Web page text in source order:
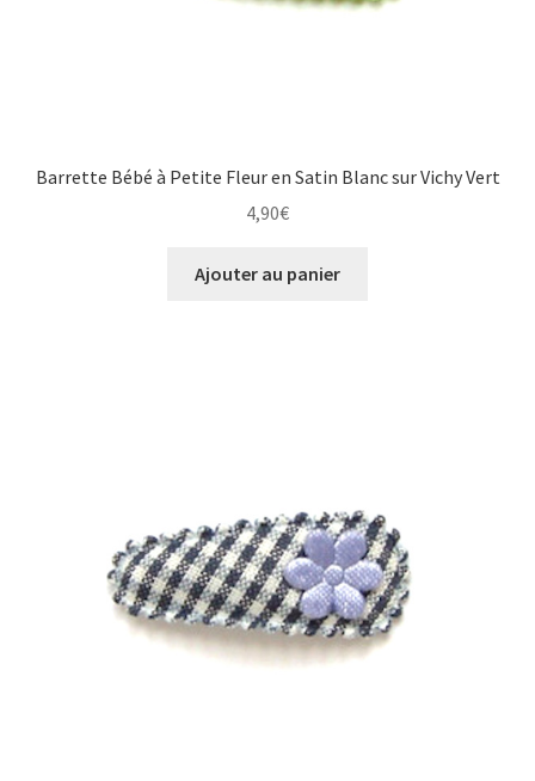
Barrette Bébé à Petite Fleur en Satin Blanc sur Vichy Vert
4,90€
Ajouter au panier